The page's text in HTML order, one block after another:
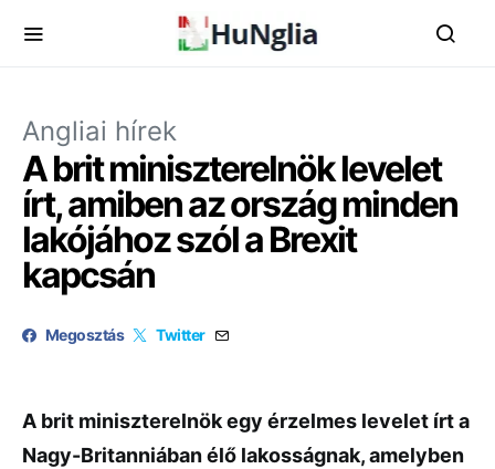
Angliai hírek
A brit miniszterelnök levelet
írt, amiben az ország minden
lakójához szól a Brexit
kapcsán
Megosztás Twitter
A brit miniszterelnök egy érzelmes levelet írt a
Nagy-Britanniában élő lakosságnak, amelyben